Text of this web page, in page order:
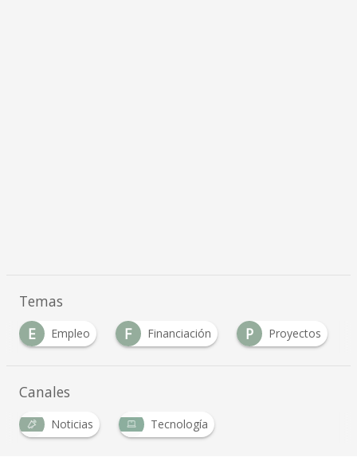
Temas
E
Empleo F Financiación P Proyectos
Canales
Noticias Tecnología